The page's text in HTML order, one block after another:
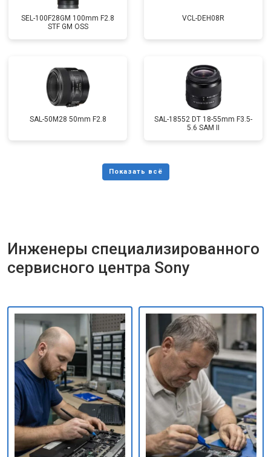
SEL-100F28GM 100mm F2.8
STF GM OSS
VCL-DEH08R
SAL-50M28 50mm F2.8
SAL-18552 DT 18-55mm F3.5-
5.6 SAM II
Инженеры специализированного
сервисного центра Sony